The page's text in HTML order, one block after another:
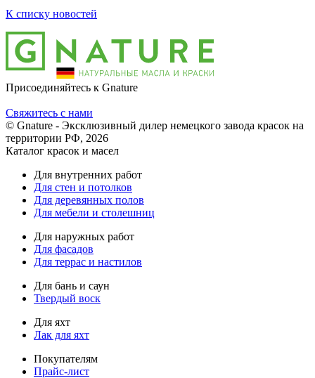
К списку новостей
Присоединяйтесь к Gnature
Свяжитесь с нами
© Gnature - Эксклюзивный дилер немецкого завода красок на
территории РФ, 2026
Каталог красок и масел
Для внутренних работ
Для стен и потолков
Для деревянных полов
Для мебели и столешниц
Для наружных работ
Для фасадов
Для террас и настилов
Для бань и саун
Твердый воск
Для яхт
Лак для яхт
Покупателям
Прайс-лист